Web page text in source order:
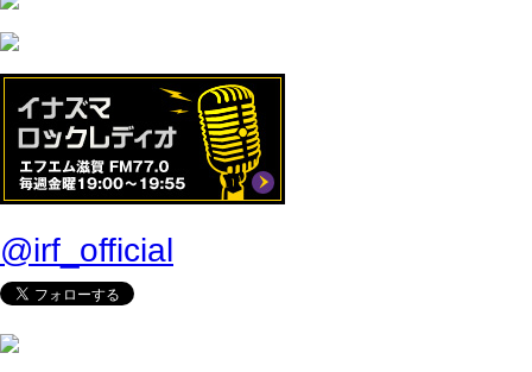
@irf_official